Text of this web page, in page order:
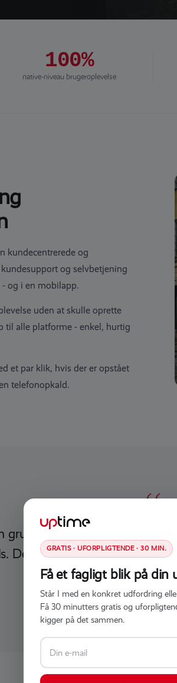
100%
native-niveau brugeroplevelse
kundecentrerede og
og selvbetjening
og i en mobilapp.
uden at skulle oprette
til alle platforme - enkel, hurtig
et par klik, hvis der er opstået
telefonopkald.
“
grund til at ringe nogen
De næste udviklingstrin vil
kunden, hvornår en
KÄDI KEINAST, TEAMLEDER,
GRATIS · UFORPLIGTENDE · 30 MIN.
Få et fagligt blik på din
Står I med en konkret udfordring
Få 30 minutters gratis og
kigger på det sammen.